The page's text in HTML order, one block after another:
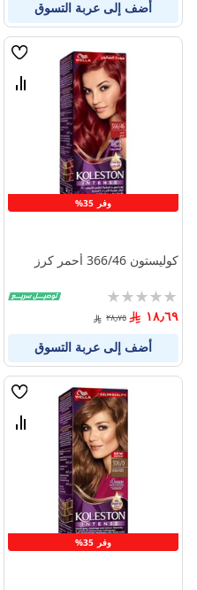
أضف إلى عربة التسوق
وفر 35%
قائمة
قارن
كوليستون 366/46 أحمر كرز
Rating:
0%
١٨٫٦٩ ٢٨٫٧٥
أضف إلى عربة التسوق
وفر 35%
قائمة
قارن